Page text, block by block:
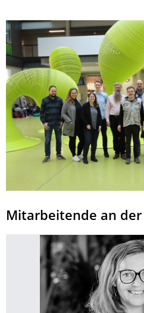
Mitarbeitende an der